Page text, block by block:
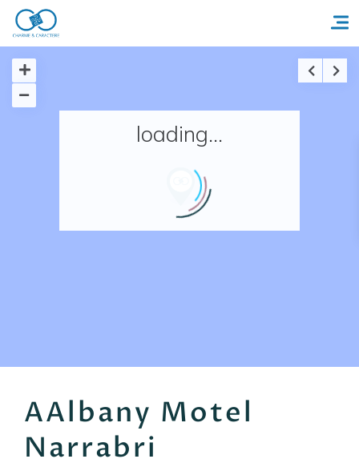
Accueil
Nos adresses en France
loading...
AAlbany Motel
Narrabri